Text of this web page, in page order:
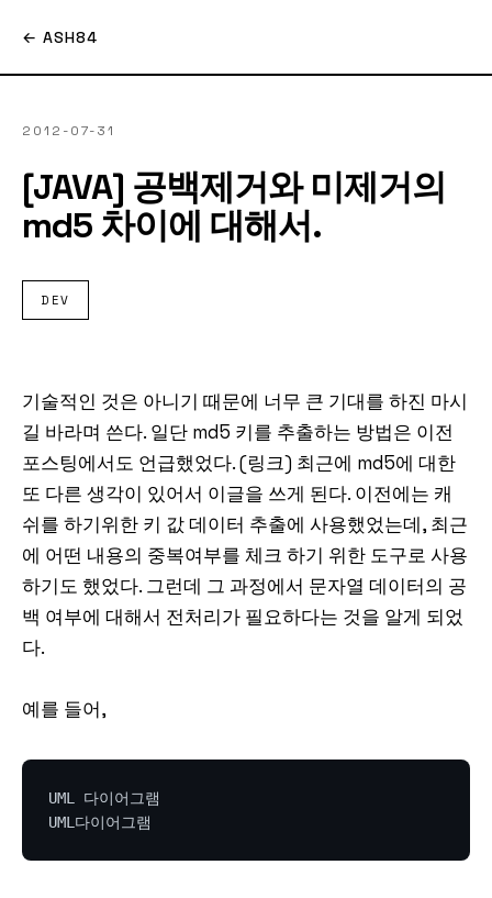
← ASH84
2012-07-31
[JAVA] 공백제거와 미제거의
md5 차이에 대해서.
DEV
기술적인 것은 아니기 때문에 너무 큰 기대를 하진 마시
길 바라며 쓴다. 일단 md5 키를 추출하는 방법은 이전
포스팅에서도 언급했었다. (링크) 최근에 md5에 대한
또 다른 생각이 있어서 이글을 쓰게 된다. 이전에는 캐
쉬를 하기위한 키 값 데이터 추출에 사용했었는데, 최근
에 어떤 내용의 중복여부를 체크 하기 위한 도구로 사용
하기도 했었다. 그런데 그 과정에서 문자열 데이터의 공
백 여부에 대해서 전처리가 필요하다는 것을 알게 되었
다.
예를 들어,
UML 다이어그램